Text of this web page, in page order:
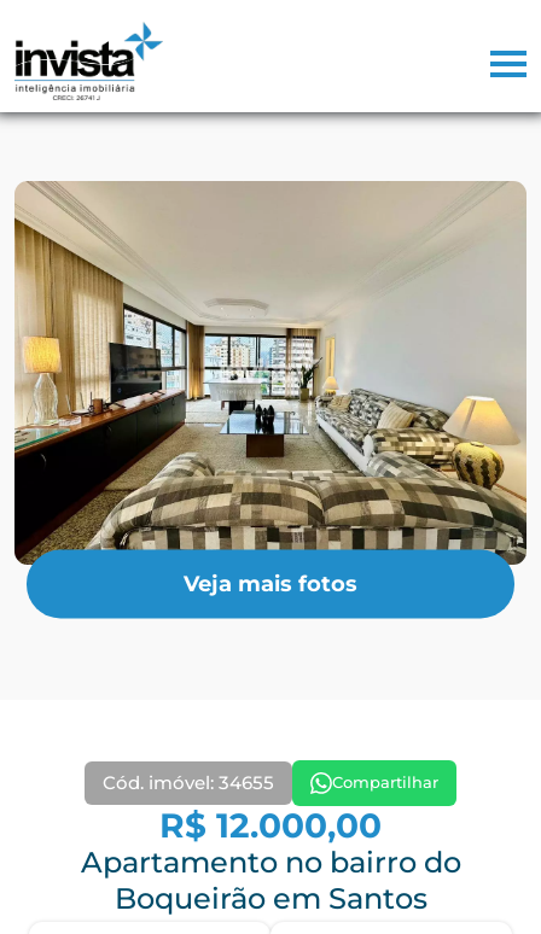
Veja mais fotos
Cód. imóvel: 34655 Compartilhar
R$ 12.000,00
Apartamento no bairro do
Boqueirão em Santos